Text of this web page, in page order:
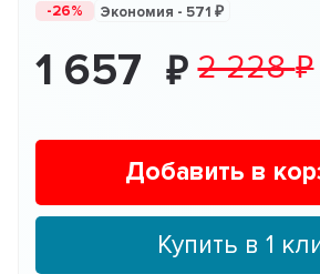
-26% Экономия - 571
1 657 2 228
Добавить в
Купить в 1